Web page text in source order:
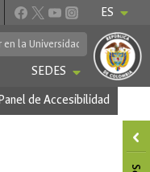
ES
SEDES
de Accesibilidad